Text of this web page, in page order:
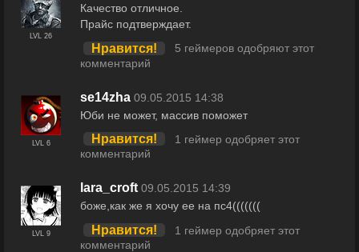
LVL 26
Качество отличное.
Прайс подтверждает.
Нравится!
5 геймеров одобряют этот
комментарий
LVL 6
se14zha 09.05.2015 14:38
Юби не может, массив поможет
Нравится!
1 геймер одобряет этот
комментарий
LVL 9
lara_croft 09.05.2015 14:39
боже,как же я хочу ее на пс4(((((((
Нравится!
1 геймер одобряет этот
комментарий